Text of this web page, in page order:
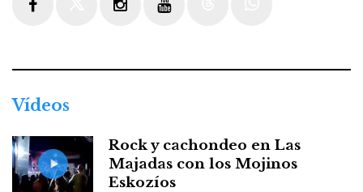
Vídeos
Rock y cachondeo en Las
Majadas con los Mojinos
Eskozíos